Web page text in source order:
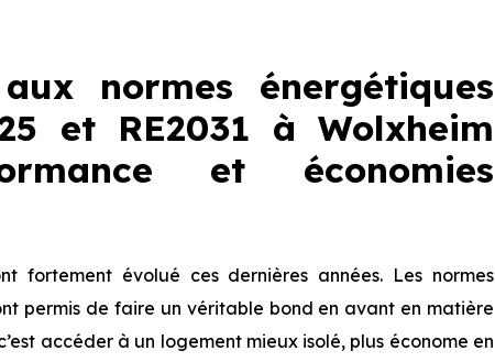
normes énergétiques
et RE2031 à Wolxheim
et économies
fortement évolué ces dernières années. Les normes
permis de faire un véritable bond en avant en matière
accéder à un logement mieux isolé, plus économe en